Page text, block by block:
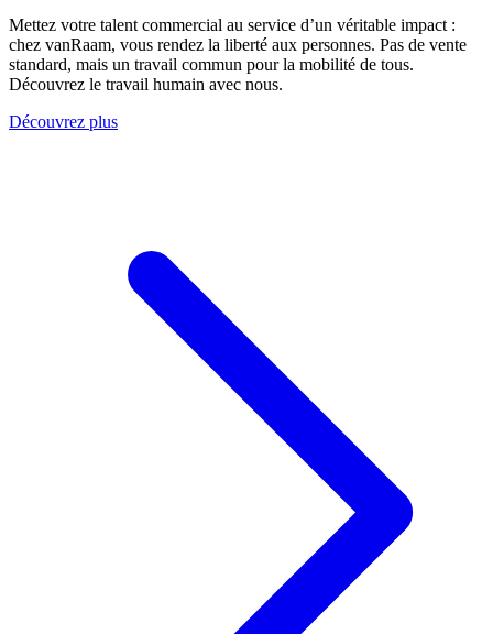
Mettez votre talent commercial au service d’un véritable impact :
chez vanRaam, vous rendez la liberté aux personnes. Pas de vente
standard, mais un travail commun pour la mobilité de tous.
Découvrez le travail humain avec nous.
Découvrez plus